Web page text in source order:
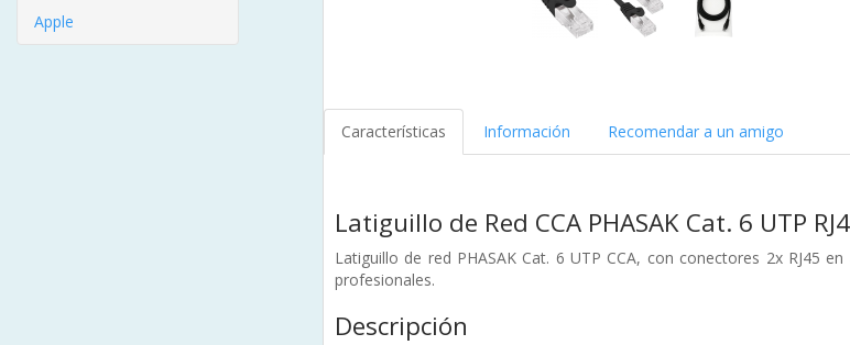
Apple
Características Información Recomendar a un amigo
Latiguillo de Red CCA PHASAK Cat. 6 UTP
Latiguillo de red PHASAK Cat. 6 UTP CCA, con conectores 2x RJ45
profesionales.
Descripción